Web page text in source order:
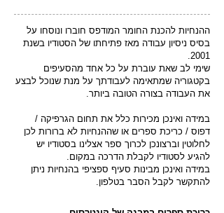
ההנחיות להכנת החומר המודפס חוברו ונוסחו על
בסיס ניסיון עבודה מאז פתיחתו של הסטודיו בשנת
2001.
שימי לב שאת עוברת על כל אחד מהסעיפים
בקטגוריה שמתאימה לעבודתך על מנת שנוכל לבצע
את העבודה בצורה הטובה ביותר.
במידה ואינכן מכירות כלל את תחום הגרפיקה /
דפוס / כריכת ספרים או שההנחיות לא ברורות לכן
לחלוטין וברצונכן לכרוך ספר אצלינו בסטודיו יש
להגיע לסטודיו לקבלת הדרכה במקום.
במידה ואינכן מבינות סעיף ספציפי בהנחיות ניתן
להתקשר לקבל הסבר בטלפון.